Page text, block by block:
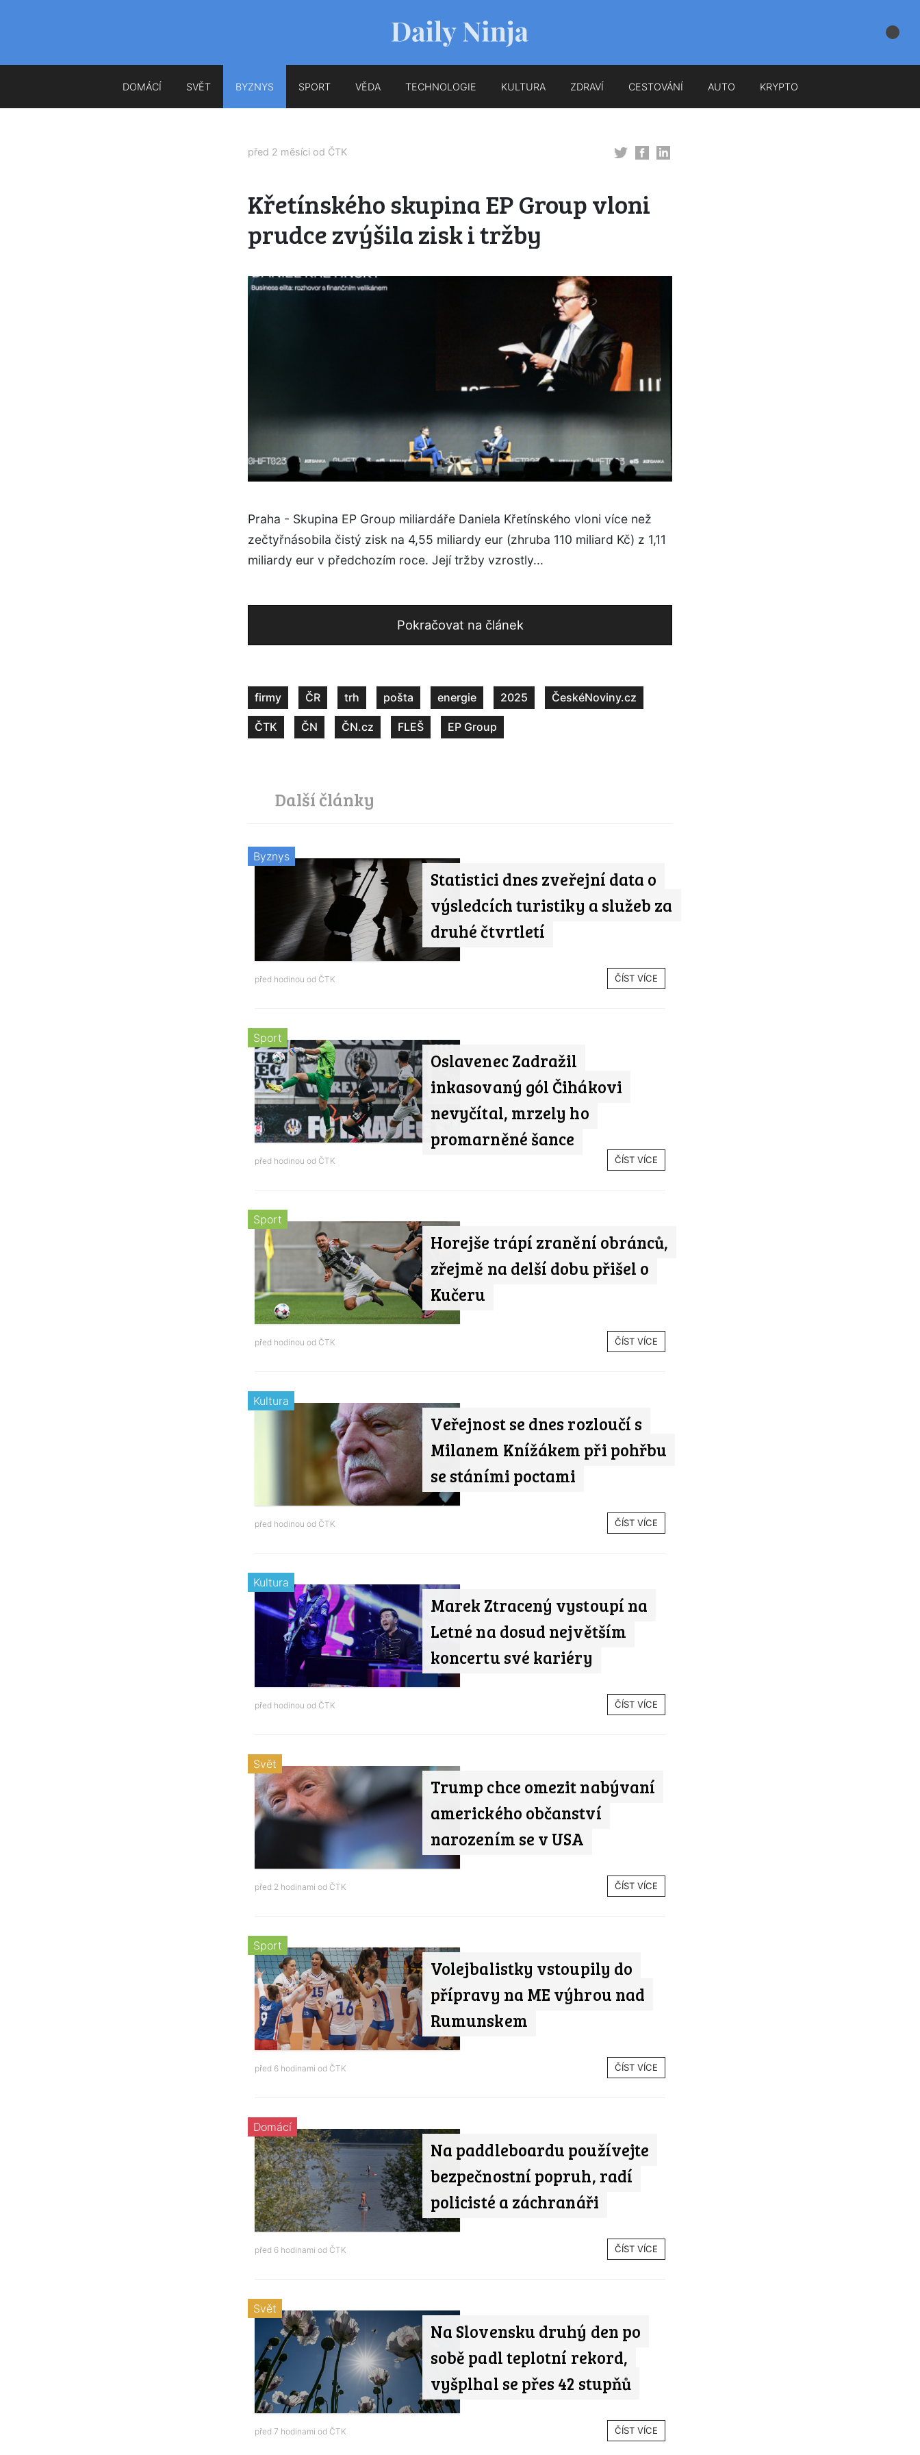
DOMÁCÍ SVĚT BYZNYS SPORT VĚDA TECHNOLOGIE KULTURA ZDRAVÍ CESTOVÁNÍ AUTO KRYPTO
před 2 měsíci od ČTK
Křetínského skupina EP Group vloni
prudce zvýšila zisk i tržby
Praha - Skupina EP Group miliardáře Daniela Křetínského vloni více než
zečtyřnásobila čistý zisk na 4,55 miliardy eur (zhruba 110 miliard Kč) z 1,11
miliardy eur v předchozím roce. Její tržby vzrostly...
Pokračovat na článek
firmy ČR trh pošta energie 2025 ČeskéNoviny.cz
ČTK ČN ČN.cz FLEŠ EP Group
Další články
Statistici dnes zveřejní data o
výsledcích turistiky a služeb za
druhé čtvrtletí
Byznys
před hodinou od ČTK ČÍST VÍCE
Oslavenec Zadražil
inkasovaný gól Čihákovi
nevyčítal, mrzely ho
promarněné šance
Sport
před hodinou od ČTK ČÍST VÍCE
Horejše trápí zranění obránců,
zřejmě na delší dobu přišel o
Kučeru
Sport
před hodinou od ČTK ČÍST VÍCE
Veřejnost se dnes rozloučí s
Milanem Knížákem při pohřbu
se stáními poctami
Kultura
před hodinou od ČTK ČÍST VÍCE
Marek Ztracený vystoupí na
Letné na dosud největším
koncertu své kariéry
Kultura
před hodinou od ČTK ČÍST VÍCE
Trump chce omezit nabývaní
amerického občanství
narozením se v USA
Svět
před 2 hodinami od ČTK ČÍST VÍCE
Volejbalistky vstoupily do
přípravy na ME výhrou nad
Rumunskem
Sport
před 6 hodinami od ČTK ČÍST VÍCE
Na paddleboardu používejte
bezpečnostní popruh, radí
policisté a záchranáři
Domácí
před 6 hodinami od ČTK ČÍST VÍCE
Na Slovensku druhý den po
sobě padl teplotní rekord,
vyšplhal se přes 42 stupňů
Svět
před 7 hodinami od ČTK ČÍST VÍCE